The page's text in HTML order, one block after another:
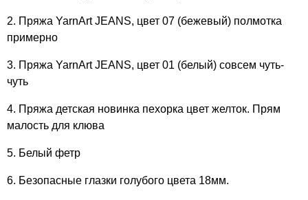
2. Пряжа YarnArt JEANS, цвет 07 (бежевый) полмотка
примерно
3. Пряжа YarnArt JEANS, цвет 01 (белый) совсем чуть-
чуть
4. Пряжа детская новинка пехорка цвет желток. Прям
малость для клюва
5. Белый фетр
6. Безопасные глазки голубого цвета 18мм.